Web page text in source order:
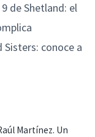
de Shetland: el
Sisters: conoce a
Martínez. Un